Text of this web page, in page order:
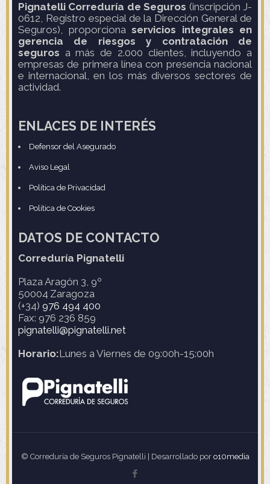
Pignatelli Correduría de Seguros (inscripción J-
0612, Registro especial de la Dirección General de
Seguros), proporciona servicios integrales en
gerencia de riesgos y contratación de
seguros a más de 2.000 clientes, incluyendo a
empresas de primera línea con presencia nacional
e internacional, en los más diversos sectores de
actividad.
ENLACES DE INTERÉS
Defensor del Asegurado
Aviso Legal
Política de Privacidad
Política de Cookies
DATOS DE CONTACTO
Correduría Pignatelli
Plaza Aragón 3, 9º
50004 Zaragoza
(+34) 976 494 400
Fax: 976 236 859
pignatelli@pignatelli.net
Horario:Lunes a Viernes de 09:00h-15:00h
© Correduría de Seguros Pignatelli | Desarrollado por o10media